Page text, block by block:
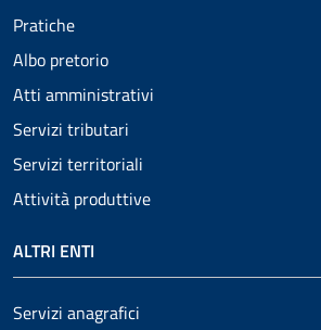
Pratiche
Albo pretorio
Atti amministrativi
Servizi tributari
Servizi territoriali
Attività produttive
ALTRI ENTI
Servizi anagrafici